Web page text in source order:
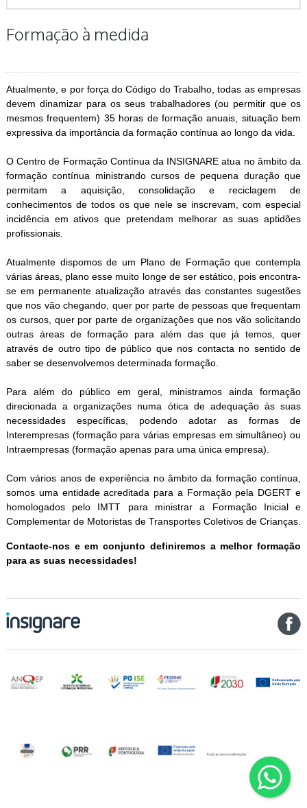
Formação à medida
Atualmente, e por força do Código do Trabalho, todas as empresas
devem dinamizar para os seus trabalhadores (ou permitir que os
mesmos frequentem) 35 horas de formação anuais, situação bem
expressiva da importância da formação contínua ao longo da vida.
O Centro de Formação Contínua da INSIGNARE atua no âmbito da
formação contínua ministrando cursos de pequena duração que
permitam a aquisição, consolidação e reciclagem de
conhecimentos de todos os que nele se inscrevam, com especial
incidência em ativos que pretendam melhorar as suas aptidões
profissionais.
Atualmente dispomos de um Plano de Formação que contempla
várias áreas, plano esse muito longe de ser estático, pois encontra-
se em permanente atualização através das constantes sugestões
que nos vão chegando, quer por parte de pessoas que frequentam
os cursos, quer por parte de organizações que nos vão solicitando
outras áreas de formação para além das que já temos, quer
através de outro tipo de público que nos contacta no sentido de
saber se desenvolvemos determinada formação.
Para além do público em geral, ministramos ainda formação
direcionada a organizações numa ótica de adequação às suas
necessidades específicas, podendo adotar as formas de
Interempresas (formação para várias empresas em simultâneo) ou
Intraempresas (formação apenas para uma única empresa).
Com vários anos de experiência no âmbito da formação contínua,
somos uma entidade acreditada para a Formação pela DGERT e
homologados pelo IMTT para ministrar a Formação Inicial e
Complementar de Motoristas de Transportes Coletivos de Crianças.
Contacte-nos e em conjunto definiremos a melhor formação
para as suas necessidades!